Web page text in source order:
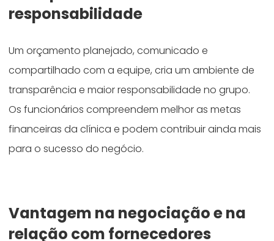
responsabilidade
Um orçamento planejado, comunicado e
compartilhado com a equipe, cria um ambiente de
transparência e maior responsabilidade no grupo.
Os funcionários compreendem melhor as metas
financeiras da clínica e podem contribuir ainda mais
para o sucesso do negócio.
Vantagem na negociação e na
relação com fornecedores